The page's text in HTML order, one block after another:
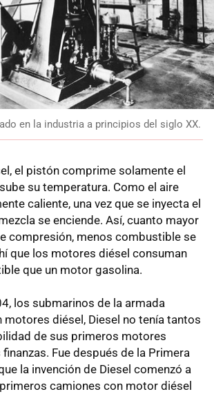
en la industria a principios del siglo XX.
el pistón comprime solamente el
su temperatura. Como el aire
caliente, una vez que se inyecta el
se enciende. Así, cuanto mayor
compresión, menos combustible se
que los motores diésel consuman
que un motor gasolina.
los submarinos de la armada
motores diésel, Diesel no tenía tantos
de sus primeros motores
Fue después de la Primera
la invención de Diesel comenzó a
camiones con motor diésel